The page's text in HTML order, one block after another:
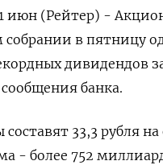
июн (Рейтер) -
собрании в пятницу
дивидендов
банка.
33,3 рубля
- более 752